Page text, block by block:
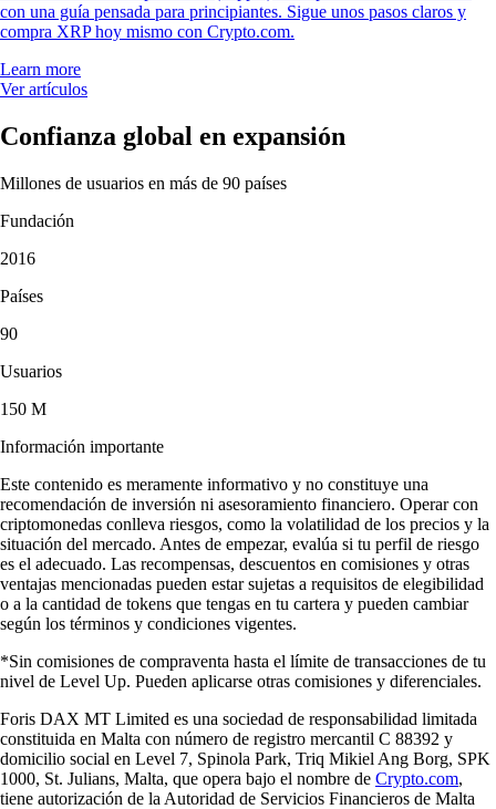
«Llevo desde 2021 y, tras probar otras apps de cripto, esta es sin duda
la mejor. Es muy fácil de usar y el equipo de soporte es único».
-Usuario verificado
Crypto.com es la mejor con diferencia. Tienen muchísimos tokens.
Llevo ya 4 años con ellos y todo ha ido sobre ruedas, ni un solo fallo».
-Usuario verificado
«Llevo unos 5 años con la app. Empezó centrada en cripto, pero ha
evolucionado con acciones y nuevas funciones muy útiles. Me
encantan estas mejoras y sigue siendo igual de intuitiva».
-Usuario verificado
Las opiniones de usuarios no garantizan resultados similares. Invertir
en criptomonedas conlleva riesgos y puedes perder todo tu capital.
Las funciones y su disponibilidad dependen de tu región.
Descarga la app
Aprende sobre criptomonedas
Claves para invertir en cripto